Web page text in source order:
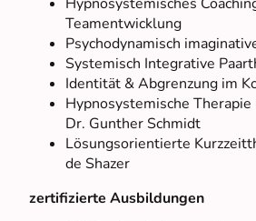
Teamentwicklung
Psychodynamisch
Systemisch Integrative
Identität & Abgrenzung im
Hypnosystemische
Dr. Gunther Schmidt
Lösungsorientierte
de Shazer
zertifizierte Ausbildungen